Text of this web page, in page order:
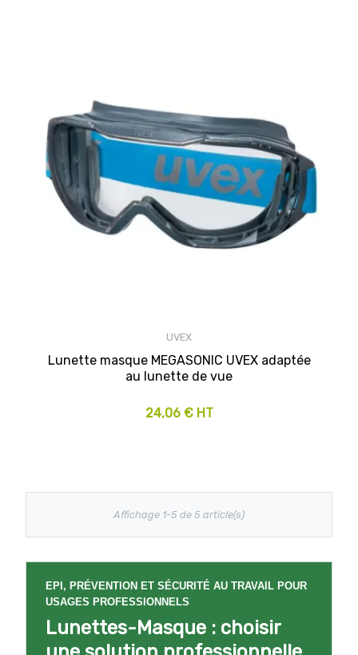
UVEX
Lunette masque MEGASONIC UVEX adaptée
au lunette de vue
24,06 € HT
Affichage 1-5 de 5 article(s)
EPI, PRÉVENTION ET SÉCURITÉ AU TRAVAIL POUR
USAGES PROFESSIONNELS
Lunettes-Masque : choisir